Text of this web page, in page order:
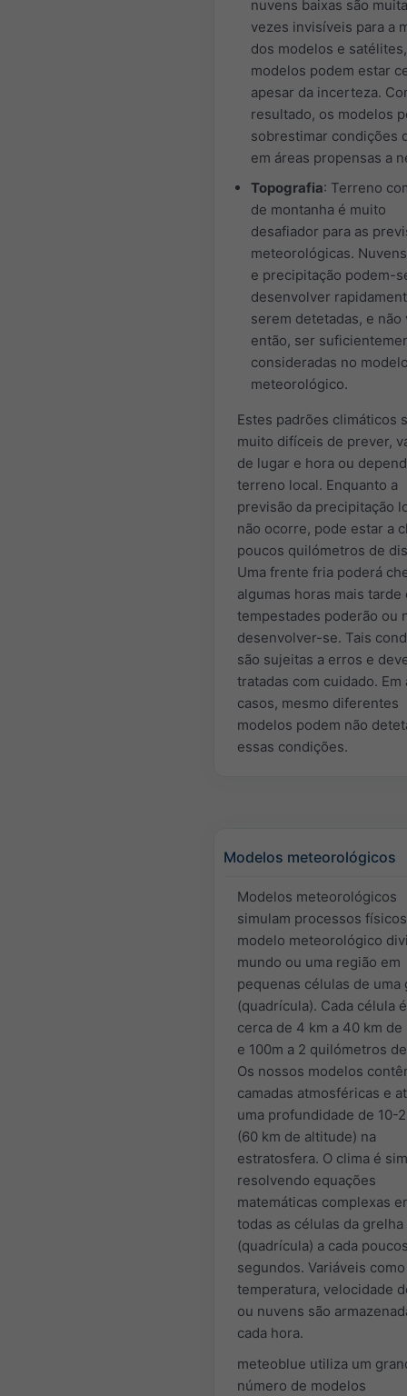
nuvens baixas são
vezes invisíveis para a
dos modelos e
modelos podem estar
apesar da incerteza.
resultado, os modelos
sobrestimar condições
em áreas propensas a
Topografia: Terreno
de montanha é muito
desafiador para as
meteorológicas.
e precipitação podem-
desenvolver
serem detetadas, e não
então, ser
consideradas no
meteorológico.
Estes padrões climáticos
muito difíceis de prever,
de lugar e hora ou
terreno local. Enquanto a
previsão da precipitação
não ocorre, pode estar a
poucos quilómetros de
Uma frente fria poderá
algumas horas mais tarde
tempestades poderão ou
desenvolver-se. Tais
são sujeitas a erros e
tratadas com cuidado. Em
casos, mesmo diferentes
modelos podem não
essas condições.
Modelos meteorológicos
Modelos meteorológicos
simulam processos
modelo meteorológico
mundo ou uma região em
pequenas células de uma
(quadrícula). Cada célula
cerca de 4 km a 40 km de
e 100m a 2 quilómetros
Os nossos modelos
camadas atmosféricas e
uma profundidade de 10-
(60 km de altitude) na
estratosfera. O clima é
resolvendo equações
matemáticas complexas
todas as células da grelha
(quadrícula) a cada
segundos. Variáveis
temperatura, velocidade
ou nuvens são
cada hora.
meteoblue utiliza um
número de modelos